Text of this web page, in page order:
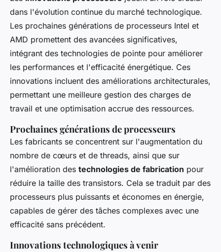
dans l'évolution continue du marché technologique.
Les prochaines générations de processeurs Intel et
AMD promettent des avancées significatives,
intégrant des technologies de pointe pour améliorer
les performances et l'efficacité énergétique. Ces
innovations incluent des améliorations architecturales,
permettant une meilleure gestion des charges de
travail et une optimisation accrue des ressources.
Prochaines générations de processeurs
Les fabricants se concentrent sur l'augmentation du
nombre de cœurs et de threads, ainsi que sur
l'amélioration des technologies de fabrication pour
réduire la taille des transistors. Cela se traduit par des
processeurs plus puissants et économes en énergie,
capables de gérer des tâches complexes avec une
efficacité sans précédent.
Innovations technologiques à venir